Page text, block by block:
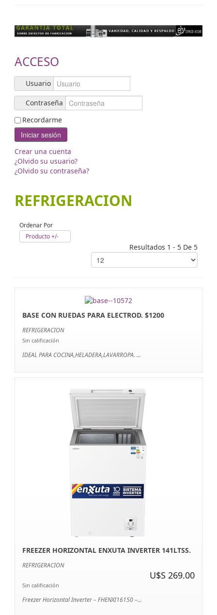
ACCESO
Usuario
Contraseña
Recordarme
Iniciar sesión
Crear una cuenta
¿Olvido su usuario?
¿Olvido su contraseña?
REFRIGERACION
Ordenar Por
Producto +/-
Resultados 1 - 5 De 5
BASE CON RUEDAS PARA ELECTROD. $1200
REFRIGERACION
Sin calificación
IDEAL PARA COCINA,HELADERA,LAVARROPA. ...
FREEZER HORIZONTAL ENXUTA INVERTER 141LTSS.
REFRIGERACION
U$S 269.00
Sin calificación
Freezer Horizontal Inverter – FHENXI16150 –...